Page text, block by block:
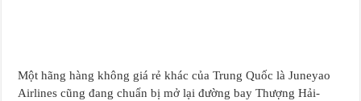
Một hãng hàng không giá rẻ khác của Trung Quốc là Juneyao
Airlines cũng đang chuẩn bị mở lại đường bay Thượng Hải-